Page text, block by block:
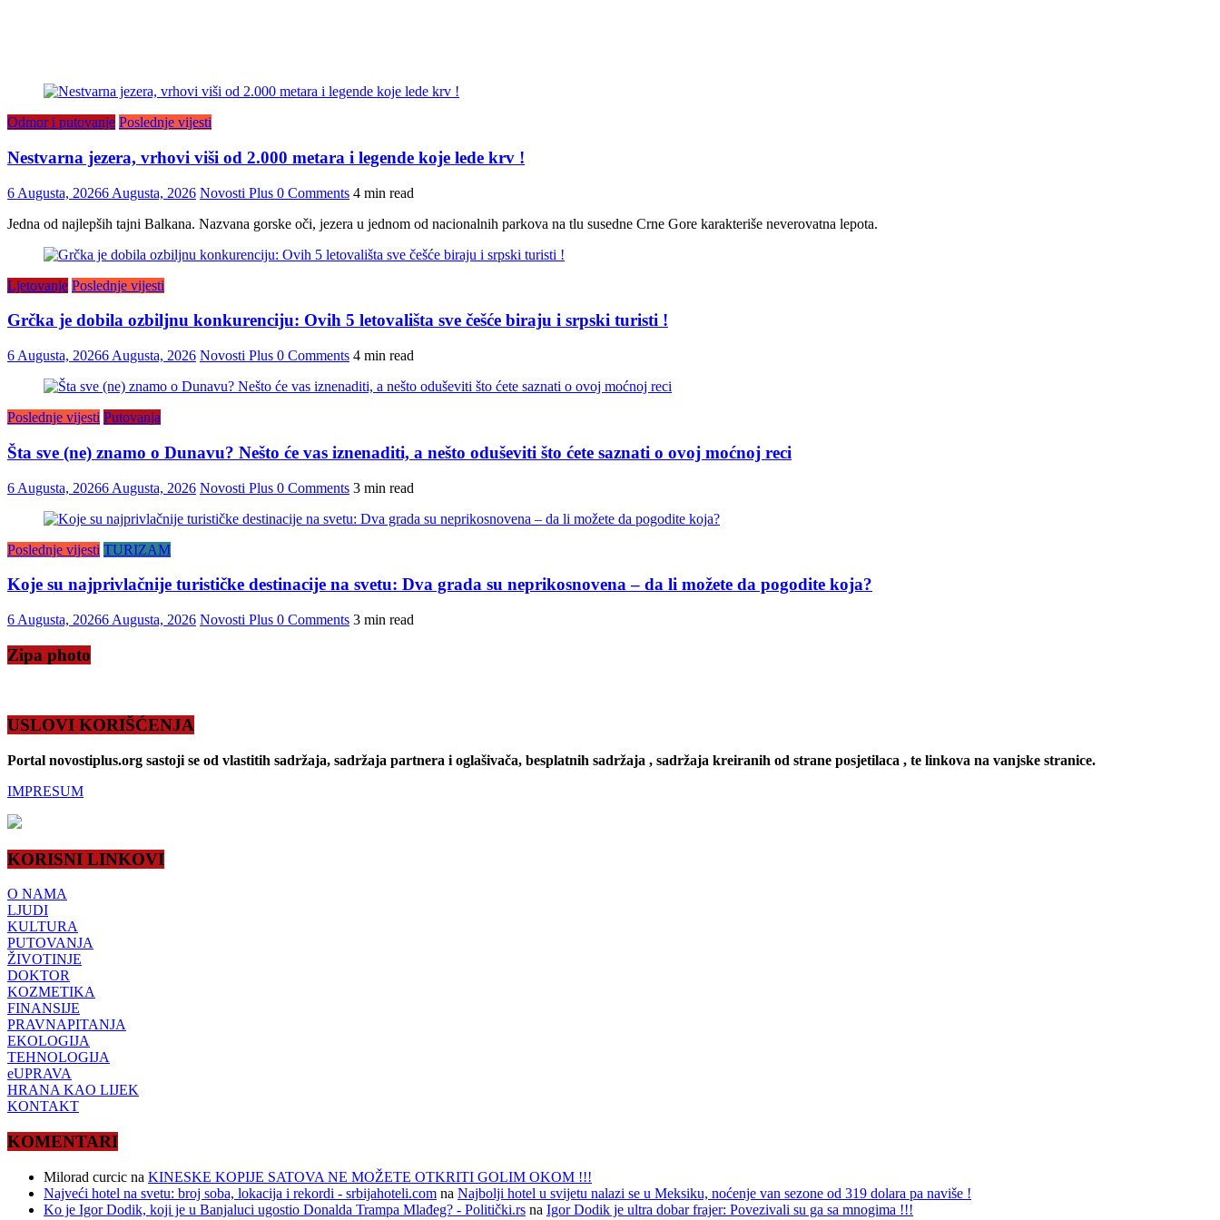
Odmor i putovanje Poslednje vijesti
Nestvarna jezera, vrhovi viši od 2.000 metara i legende koje lede krv !
6 Augusta, 20266 Augusta, 2026 Novosti Plus 0 Comments 4 min read
Jedna od najlepših tajni Balkana. Nazvana gorske oči, jezera u jednom od nacionalnih parkova na tlu susedne Crne Gore karakteriše neverovatna lepota.
Ljetovanje Poslednje vijesti
Grčka je dobila ozbiljnu konkurenciju: Ovih 5 letovališta sve češće biraju i srpski turisti !
6 Augusta, 20266 Augusta, 2026 Novosti Plus 0 Comments 4 min read
Poslednje vijesti Putovanja
Šta sve (ne) znamo o Dunavu? Nešto će vas iznenaditi, a nešto oduševiti što ćete saznati o ovoj moćnoj reci
6 Augusta, 20266 Augusta, 2026 Novosti Plus 0 Comments 3 min read
Poslednje vijesti TURIZAM
Koje su najprivlačnije turističke destinacije na svetu: Dva grada su neprikosnovena – da li možete da pogodite koja?
6 Augusta, 20266 Augusta, 2026 Novosti Plus 0 Comments 3 min read
Zipa photo
USLOVI KORIŠĆENJA
Portal novostiplus.org sastoji se od vlastitih sadržaja, sadržaja partnera i oglašivača, besplatnih sadržaja , sadržaja kreiranih od strane posjetilaca , te linkova na vanjske stranice.
IMPRESUM
KORISNI LINKOVI
O NAMA
LJUDI
KULTURA
PUTOVANJA
ŽIVOTINJE
DOKTOR
KOZMETIKA
FINANSIJE
PRAVNAPITANJA
EKOLOGIJA
TEHNOLOGIJA
eUPRAVA
HRANA KAO LIJEK
KONTAKT
KOMENTARI
Milorad curcic na KINESKE KOPIJE SATOVA NE MOŽETE OTKRITI GOLIM OKOM !!!
Najveći hotel na svetu: broj soba, lokacija i rekordi - srbijahoteli.com na Najbolji hotel u svijetu nalazi se u Meksiku, noćenje van sezone od 319 dolara pa naviše !
Ko je Igor Dodik, koji je u Banjaluci ugostio Donalda Trampa Mlađeg? - Politički.rs na Igor Dodik je ultra dobar frajer: Povezivali su ga sa mnogima !!!